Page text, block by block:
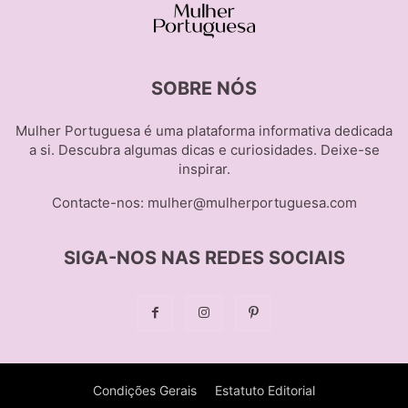
SOBRE NÓS
Mulher Portuguesa é uma plataforma informativa dedicada
a si. Descubra algumas dicas e curiosidades. Deixe-se
inspirar.
Contacte-nos: mulher@mulherportuguesa.com
SIGA-NOS NAS REDES SOCIAIS
Condições Gerais Estatuto Editorial